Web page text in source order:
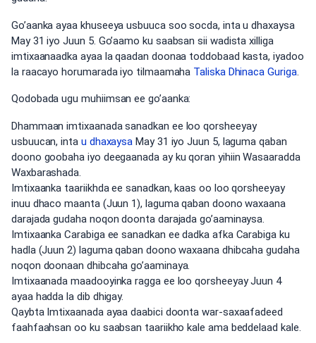
Go’aanka ayaa khuseeya usbuuca soo socda, inta u dhaxaysa
May 31 iyo Juun 5. Go’aamo ku saabsan sii wadista xilliga
imtixaanaadka ayaa la qaadan doonaa toddobaad kasta, iyadoo
la raacayo horumarada iyo tilmaamaha Taliska Dhinaca Guriga.
Qodobada ugu muhiimsan ee go’aanka:
Dhammaan imtixaanada sanadkan ee loo qorsheeyay
usbuucan, inta u dhaxaysa May 31 iyo Juun 5, laguma qaban
doono goobaha iyo deegaanada ay ku qoran yihiin Wasaaradda
Waxbarashada.
Imtixaanka taariikhda ee sanadkan, kaas oo loo qorsheeyay
inuu dhaco maanta (Juun 1), laguma qaban doono waxaana
darajada gudaha noqon doonta darajada go’aaminaysa.
Imtixaanka Carabiga ee sanadkan ee dadka afka Carabiga ku
hadla (Juun 2) laguma qaban doono waxaana dhibcaha gudaha
noqon doonaan dhibcaha go’aaminaya.
Imtixaanada maadooyinka ragga ee loo qorsheeyay Juun 4
ayaa hadda la dib dhigay.
Qaybta Imtixaanada ayaa daabici doonta war-saxaafadeed
faahfaahsan oo ku saabsan taariikho kale ama beddelaad kale.